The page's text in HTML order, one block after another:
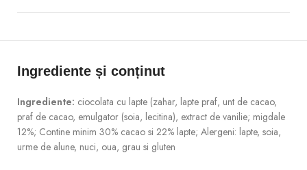
Ingrediente și conținut
Ingrediente: ciocolata cu lapte (zahar, lapte praf, unt de cacao,
praf de cacao, emulgator (soia, lecitina), extract de vanilie; migdale
12%; Contine minim 30% cacao si 22% lapte; Alergeni: lapte, soia,
urme de alune, nuci, oua, grau si gluten